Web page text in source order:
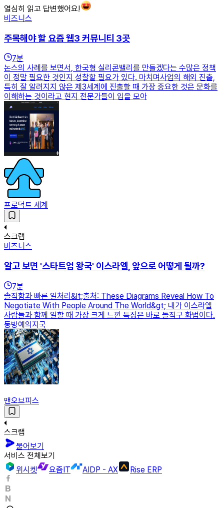
열심히 읽고 답변했어요!
비즈니스
주목해야 할 요즘 웹3 커뮤니티 3곳
7분
논스의 사례를 보면서, 한국형 실리콘밸리를 만들겠다는 수많은 정책
이 정말 필요한 것인지 성찰할 필요가 있다. 마치며사업의 해외 진출,
특히 잘 알려지지 않은 제3세계에 진출할 때 가장 중요한 것은 문화를
이해하는 것이라고 현지 전문가들이 입을 모아
프로덕트 세계
스크랩
비즈니스
알고 보면 '스타트업 왕국' 이스라엘, 앞으로 어떻게 될까?
7분
솔직함과 빠른 일처리&lt;출처: These Diagrams Reveal How To
Negotiate With People Around The World&gt; 내가 이스라엘
사람들과 함께 일할 때 가장 크게 느낀 특징은 바로 돌직구 화법이다.
동방예의지국
맨오브피스
스크랩
물어보기
서비스 전체보기
위시켓
요즘IT AIDP - AX Rise ERP